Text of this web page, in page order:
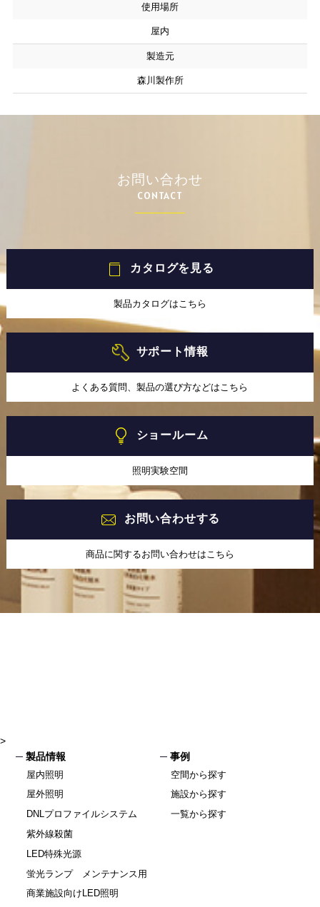
使用場所
屋内
製造元
森川製作所
お問い合わせ
CONTACT
カタログを見る
製品カタログはこちら
サポート情報
よくある質問、製品の選び方などはこちら
ショールーム
照明実験空間
お問い合わせする
商品に関するお問い合わせはこちら
>
製品情報
屋内照明
屋外照明
DNLプロファイルシステム
紫外線殺菌
LED特殊光源
蛍光ランプ メンテナンス用
商業施設向けLED照明
事例
空間から探す
施設から探す
一覧から探す